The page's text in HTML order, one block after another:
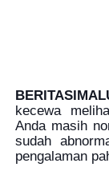
kecewa
Anda masih
sudah
pengalaman